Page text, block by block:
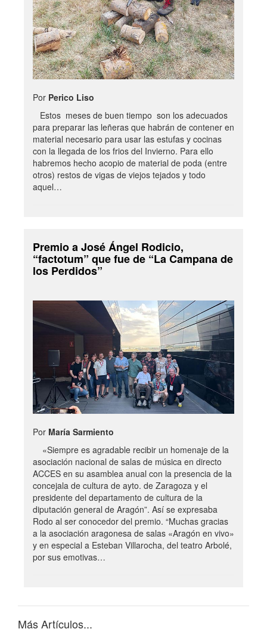
Por Perico Liso
Estos meses de buen tiempo son los adecuados
para preparar las leñeras que habrán de contener en
material necesario para usar las estufas y cocinas
con la llegada de los frios del Invierno. Para ello
habremos hecho acopio de material de poda (entre
otros) restos de vigas de viejos tejados y todo
aquel…
Premio a José Ángel Rodicio,
“factotum” que fue de “La Campana de
los Perdidos”
Por María Sarmiento
«Siempre es agradable recibir un homenaje de la
asociación nacional de salas de música en directo
ACCES en su asamblea anual con la presencia de la
concejala de cultura de ayto. de Zaragoza y el
presidente del departamento de cultura de la
diputación general de Aragón”. Así se expresaba
Rodo al ser conocedor del premio. “Muchas gracias
a la asociación aragonesa de salas «Aragón en vivo»
y en especial a Esteban Villarocha, del teatro Arbolé,
por sus emotivas…
Más Artículos...